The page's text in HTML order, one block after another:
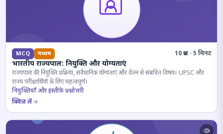
MCQ मध्यम 10 प्रश्न · 5 मिनट
भारतीय राज्यपाल: नियुक्ति और योग्यताएं
राज्यपाल की नियुक्ति प्रक्रिया, संवैधानिक योग्यताएं और वेतन से संबंधित विषय। UPSC और
राज्य परीक्षार्थियों के लिए महत्वपूर्ण।
नियुक्तियाँ और इस्तीफे प्रश्नोत्तरी
क्विज़ लें